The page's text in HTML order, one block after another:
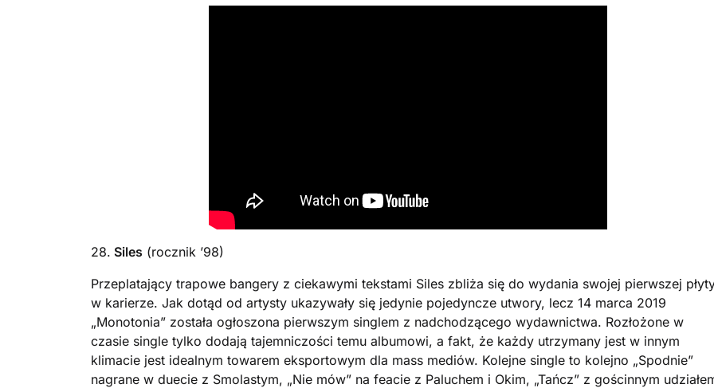
28. Siles (rocznik ’98)
Przeplatający trapowe bangery z ciekawymi tekstami Siles zbliża się do wydania swojej pierwszej
w karierze. Jak dotąd od artysty ukazywały się jedynie pojedyncze utwory, lecz 14 marca 2019
„Monotonia” została ogłoszona pierwszym singlem z nadchodzącego wydawnictwa. Rozłożone w
czasie single tylko dodają tajemniczości temu albumowi, a fakt, że każdy utrzymany jest w innym
klimacie jest idealnym towarem eksportowym dla mass mediów. Kolejne single to kolejno „Spodnie”
nagrane w duecie z Smolastym, „Nie mów” na feacie z Paluchem i Okim, „Tańcz” z gościnnym